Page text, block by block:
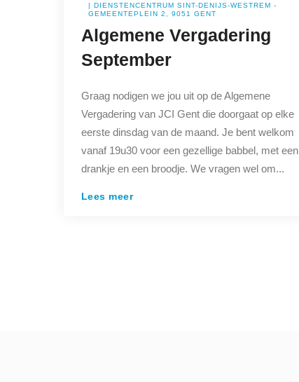
| DIENSTENCENTRUM SINT-DENIJS-WESTREM -
GEMEENTEPLEIN 2, 9051 GENT
Algemene Vergadering
September
Graag nodigen we jou uit op de Algemene
Vergadering van JCI Gent die doorgaat op elke
eerste dinsdag van de maand. Je bent welkom
vanaf 19u30 voor een gezellige babbel, met een
drankje en een broodje. We vragen wel om...
Lees meer